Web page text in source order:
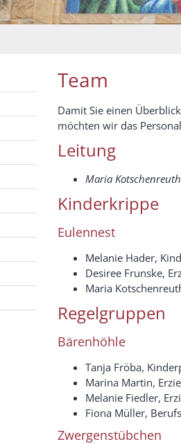
Team
Damit Sie einen
möchten wir das
Leitung
Maria
Kinderkrippe
Eulennest
Melanie Hader,
Desiree Frunske,
Maria
Regelgruppen
Bärenhöhle
Tanja Fröba,
Marina Martin,
Melanie Fiedler,
Fiona Müller,
Zwergenstübchen